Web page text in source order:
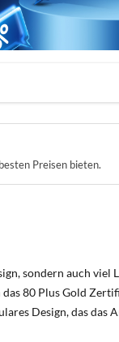
Preisen bieten.
sondern auch viel
80 Plus Gold
Design, das das